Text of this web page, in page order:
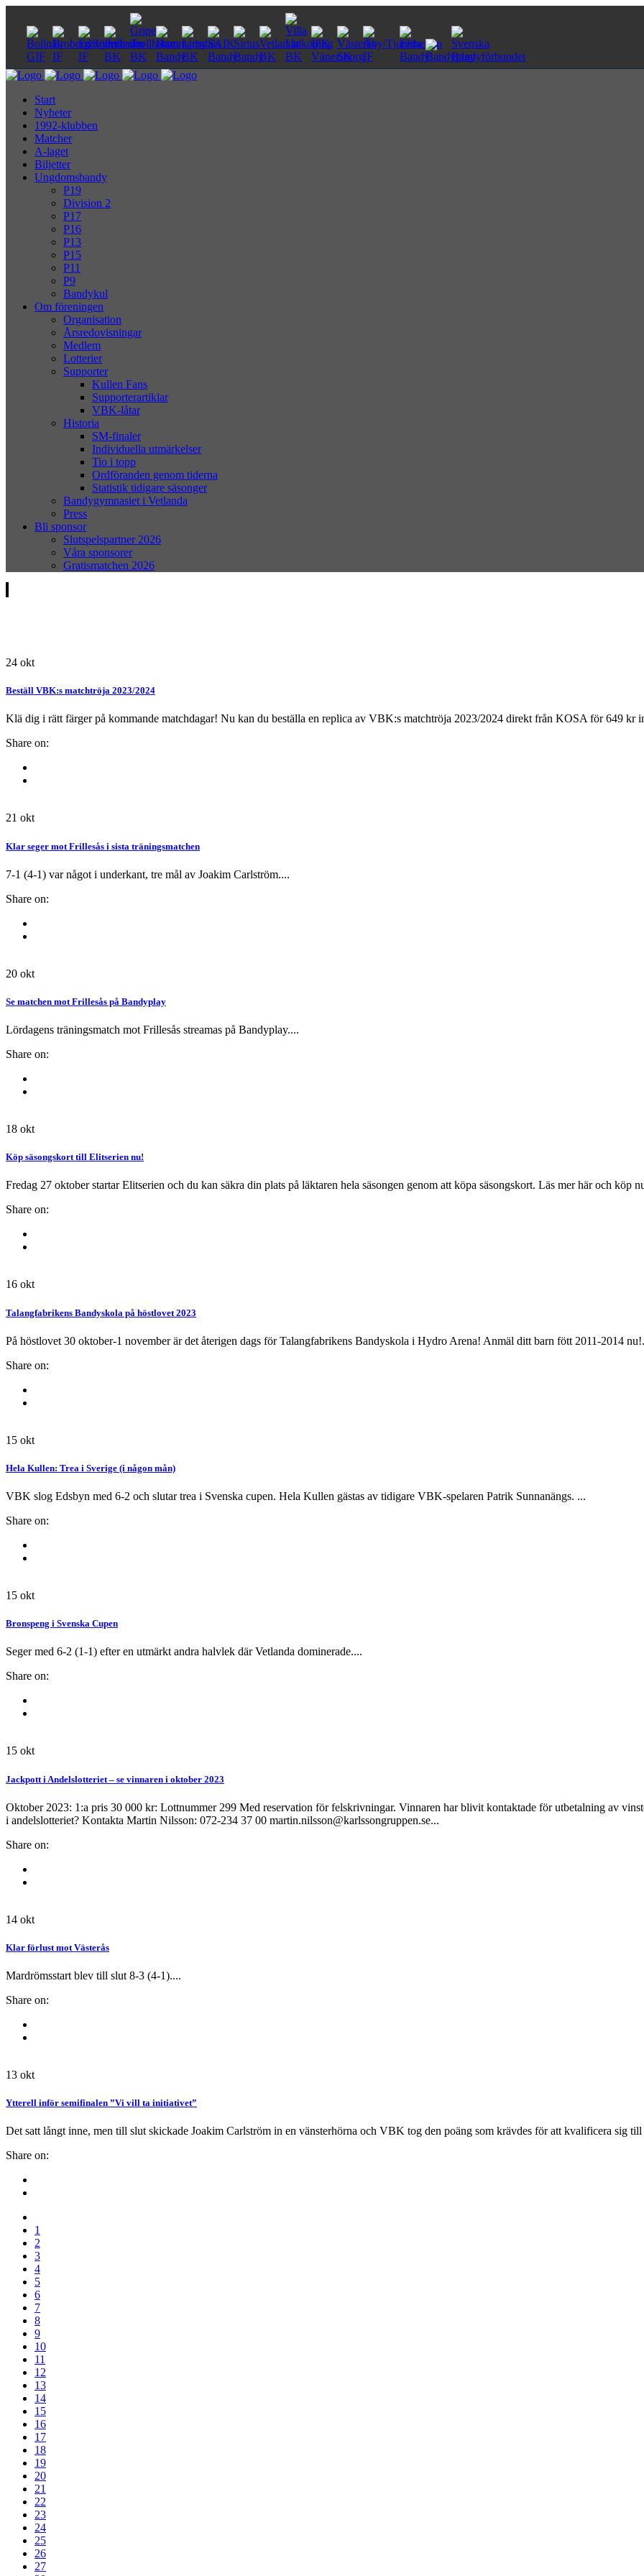
Start
Nyheter
1992-klubben
Matcher
A-laget
Biljetter
Ungdomsbandy
P19
Division 2
P17
P16
P13
P15
P11
P9
Bandykul
Om föreningen
Organisation
Årsredovisningar
Medlem
Lotterier
Supporter
Kullen Fans
Supporterartiklar
VBK-låtar
Historia
SM-finaler
Individuella utmärkelser
Tio i topp
Ordföranden genom tiderna
Statistik tidigare säsonger
Bandygymnasiet i Vetlanda
Press
Bli sponsor
Slutspelspartner 2026
Våra sponsorer
Gratismatchen 2026
24 okt
Beställ VBK:s matchtröja 2023/2024
Klä dig i rätt färger på kommande matchdagar! Nu kan du beställa en replica av VBK:s matchtröja 2023/2024 direkt från KOSA för 649 kr
Share on:
21 okt
Klar seger mot Frillesås i sista träningsmatchen
7-1 (4-1) var något i underkant, tre mål av Joakim Carlström....
Share on:
20 okt
Se matchen mot Frillesås på Bandyplay
Lördagens träningsmatch mot Frillesås streamas på Bandyplay....
Share on:
18 okt
Köp säsongskort till Elitserien nu!
Fredag 27 oktober startar Elitserien och du kan säkra din plats på läktaren hela säsongen genom att köpa säsongskort. Läs mer här och köp
Share on:
16 okt
Talangfabrikens Bandyskola på höstlovet 2023
På höstlovet 30 oktober-1 november är det återigen dags för Talangfabrikens Bandyskola i Hydro Arena! Anmäl ditt barn fött 2011-2014
Share on:
15 okt
Hela Kullen: Trea i Sverige (i någon mån)
VBK slog Edsbyn med 6-2 och slutar trea i Svenska cupen. Hela Kullen gästas av tidigare VBK-spelaren Patrik Sunnanängs. ...
Share on:
15 okt
Bronspeng i Svenska Cupen
Seger med 6-2 (1-1) efter en utmärkt andra halvlek där Vetlanda dominerade....
Share on:
15 okt
Jackpott i Andelslotteriet – se vinnaren i oktober 2023
Oktober 2023: 1:a pris 30 000 kr: Lottnummer 299 Med reservation för felskrivningar. Vinnaren har blivit kontaktade för utbetalning av
i andelslotteriet? Kontakta Martin Nilsson: 072-234 37 00 martin.nilsson@karlssongruppen.se...
Share on:
14 okt
Klar förlust mot Västerås
Mardrömsstart blev till slut 8-3 (4-1)....
Share on:
13 okt
Ytterell inför semifinalen ”Vi vill ta initiativet”
Det satt långt inne, men till slut skickade Joakim Carlström in en vänsterhörna och VBK tog den poäng som krävdes för att kvalificera sig
Share on:
1
2
3
4
5
6
7
8
9
10
11
12
13
14
15
16
17
18
19
20
21
22
23
24
25
26
27